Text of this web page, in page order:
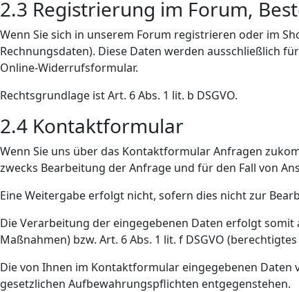
2.3 Registrierung im Forum,
Wenn Sie sich in unserem Forum registrieren oder im
Rechnungsdaten). Diese Daten werden ausschließlich
Online-Widerrufsformular.
Rechtsgrundlage ist Art. 6 Abs. 1 lit. b DSGVO.
2.4 Kontaktformular
Wenn Sie uns über das Kontaktformular Anfragen
zwecks Bearbeitung der Anfrage und für den Fall von
Eine Weitergabe erfolgt nicht, sofern dies nicht zur
Die Verarbeitung der eingegebenen Daten erfolgt
Maßnahmen) bzw. Art. 6 Abs. 1 lit. f DSGVO
Die von Ihnen im Kontaktformular eingegebenen
gesetzlichen Aufbewahrungspflichten entgegenstehen.